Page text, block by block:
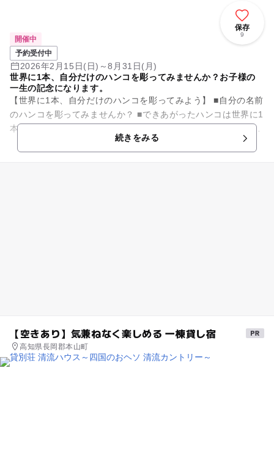
保存
9
開催中
予約受付中
2026年2月15日(日)～8月31日(月)
世界に1本、自分だけのハンコを彫ってみませんか？お子様の
一生の記念になります。
【世界に1本、自分だけのハンコを彫ってみよう】 ■自分の名前
のハンコを彫ってみませんか？ ■できあがったハンコは世界に1
本。 ■特にお子様には一生の記念・思い出になります。 【ハン
続きをみる
【空きあり】気兼ねなく楽しめる 一棟貸し宿
高知県長岡郡本山町